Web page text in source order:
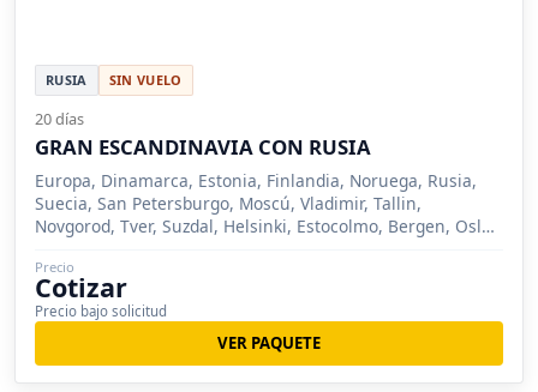
RUSIA SIN VUELO
20 días
GRAN ESCANDINAVIA CON RUSIA
Europa, Dinamarca, Estonia, Finlandia, Noruega, Rusia,
Suecia, San Petersburgo, Moscú, Vladimir, Tallin,
Novgorod, Tver, Suzdal, Helsinki, Estocolmo, Bergen, Oslo,
Precio
Cotizar
Precio bajo solicitud
VER PAQUETE